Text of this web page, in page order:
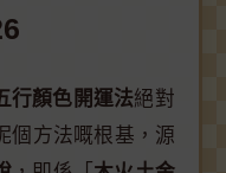
行顏色開運法絕對
個方法嘅根基，源